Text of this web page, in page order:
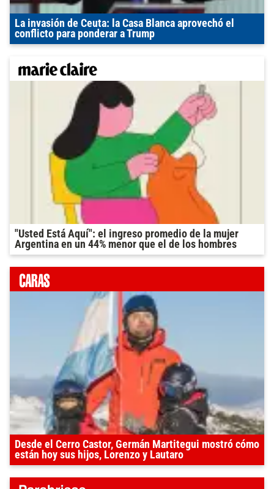
La invasión de Ceuta: la Casa Blanca aprovechó el
conflicto para ponderar a Trump
"Usted Está Aquí": el ingreso promedio de la mujer
Argentina en un 44% menor que el de los hombres
Desde el Cerro Castor, Germán Martitegui mostró cómo
están hoy sus hijos, Lorenzo y Lautaro